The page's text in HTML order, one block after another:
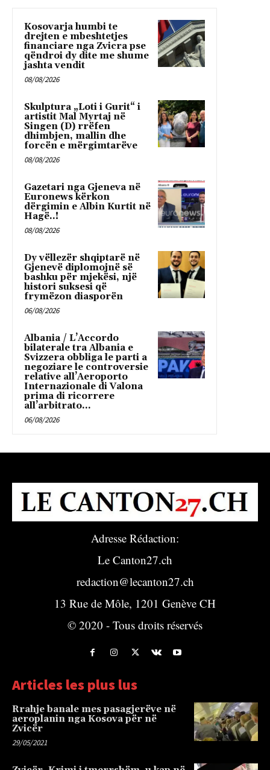
Kosovarja humbi te
drejten e mbeshtetjes
financiare nga Zvicra pse
qëndroi dy dite me shume
jashta vendit
08/08/2026
Skulptura „Loti i Gurit“ i
artistit Mal Myrtaj në
Singen (D) rrëfen
dhimbjen, mallin dhe
forcën e mërgimtarëve
08/08/2026
Gazetari nga Gjeneva në
Euronews kërkon
dërgimin e Albin Kurtit në
Hagë..!
08/08/2026
Dy vëllezër shqiptarë në
Gjenevë diplomojnë së
bashku për mjekësi, një
histori suksesi që
frymëzon diasporën
06/08/2026
Albania / L’Accordo
bilaterale tra Albania e
Svizzera obbliga le parti a
negoziare le controversie
relative all’Aeroporto
Internazionale di Valona
prima di ricorrere
all’arbitrato...
06/08/2026
Adresse Rédaction:
Le Canton27.ch
redaction@lecanton27.ch
13 Rue de Môle, 1201 Genève CH
© 2020 - Tous droits réservés
Articles les plus lus
Rrahje banale mes pasagjerëve në
aeroplanin nga Kosova për në
Zvicër
29/05/2021